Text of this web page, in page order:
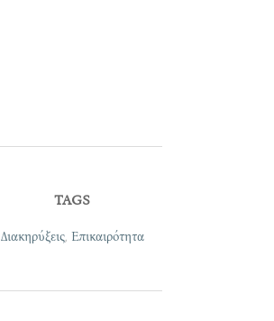
TAGS
Διακηρύξεις, Επικαιρότητα